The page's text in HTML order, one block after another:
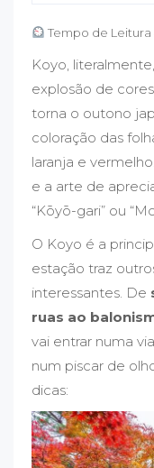
Tempo de Leitura
Koyo,
explosão de
torna o outono
coloração das
laranja e
e a arte de
“Kōyō-gari” ou
O Koyo é a
estação traz
interessantes. De
ruas ao
vai entrar numa
num piscar de
dicas: